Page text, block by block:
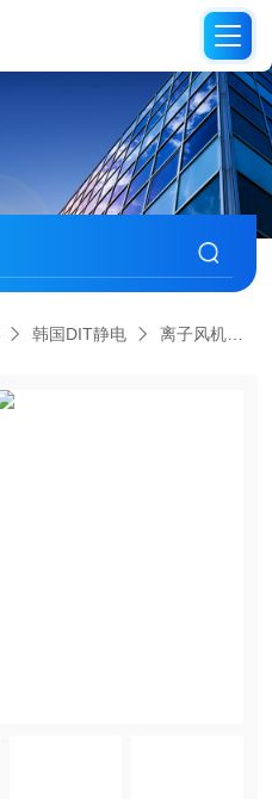
韩国DIT静电 离子风机